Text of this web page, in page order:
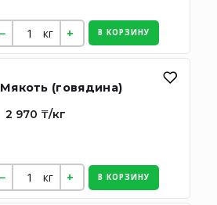
кг В КОРЗИНУ
Мякоть (говядина)
2 970 ₸/кг
кг В КОРЗИНУ